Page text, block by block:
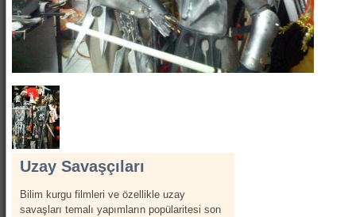
Show Kostümleri
Canlı Heykel Kostümleri
Hizmetlerimiz
İletişim
Hakkımızda
Uzay Savaşçıları
Bilim kurgu filmleri ve özellikle uzay
savaşları temalı yapımların popülaritesi son